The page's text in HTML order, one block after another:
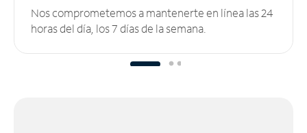
Nos comprometemos a mantenerte en línea las 24
horas del día, los 7 días de la semana.